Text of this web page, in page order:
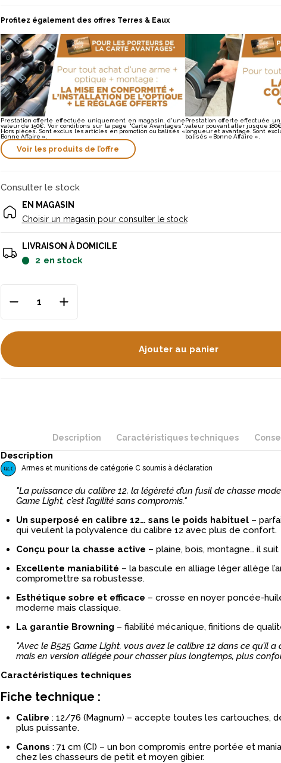
Profitez également des offres Terres & Eaux
Prestation offerte effectuée uniquement en magasin, d'une
valeur de 150€. Voir conditions sur la page "Carte Avantages".
Hors pièces. Sont exclus les articles en promotion ou balisés «
Bonne Affaire ».
Voir les produits de l’offre
Prestation offerte effectuée
valeur pouvant aller jusque
longueur et avantage. Sont
balisés « Bonne Affaire ».
Consulter le stock
EN MAGASIN
Choisir un magasin pour consulter le stock
LIVRAISON À DOMICILE
2 en stock
Ajouter au panier
Description Caractéristiques techniques
Description
Armes et munitions de catégorie C soumis à déclaration
"La puissance du calibre 12, la légèreté d’un fusil de chasse
Game Light, c’est l’agilité sans compromis."
Un superposé en calibre 12… sans le poids habituel–
qui veulent la polyvalence du calibre 12 avec plus de confort.
Conçu pour la chasse active – plaine, bois, montagne… il
Excellente maniabilité – la bascule en alliage léger allège
compromettre sa robustesse.
Esthétique sobre et efficace – crosse en noyer poncée-
moderne mais classique.
La garantie Browning – fiabilité mécanique, finitions de
"Avec le B525 Game Light, vous avez le calibre 12 dans ce qu’il a
mais en version allégée pour chasser plus longtemps, plus
Caractéristiques techniques
Fiche technique :
Calibre : 12/76 (Magnum) – accepte toutes les cartouches,
plus puissante.
Canons : 71 cm (CI) – un bon compromis entre portée et
chez les chasseurs de petit et moyen gibier.